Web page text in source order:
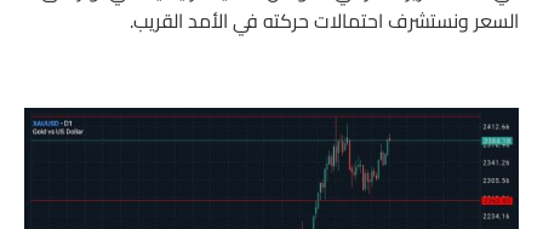
السعر ونستشرف احتمالات حركته في الأمد القريب.